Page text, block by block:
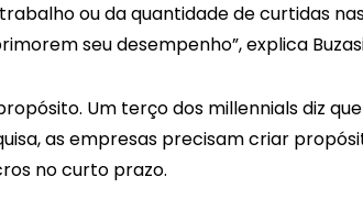
ou da quantidade de curtidas
seu desempenho”, explica
Um terço dos millennials diz que
as empresas precisam criar
no curto prazo.